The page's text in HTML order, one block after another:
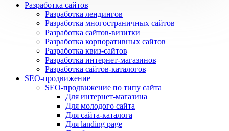
Разработка сайтов
Разработка лендингов
Разработка многостраничных сайтов
Разработка сайтов-визитки
Разработка корпоративных сайтов
Разработка квиз-сайтов
Разработка интернет-магазинов
Разработка сайтов-каталогов
SEO-продвижение
SEO-продвижение по типу сайта
Для интернет-магазина
Для молодого сайта
Для сайта-каталога
Для landing page